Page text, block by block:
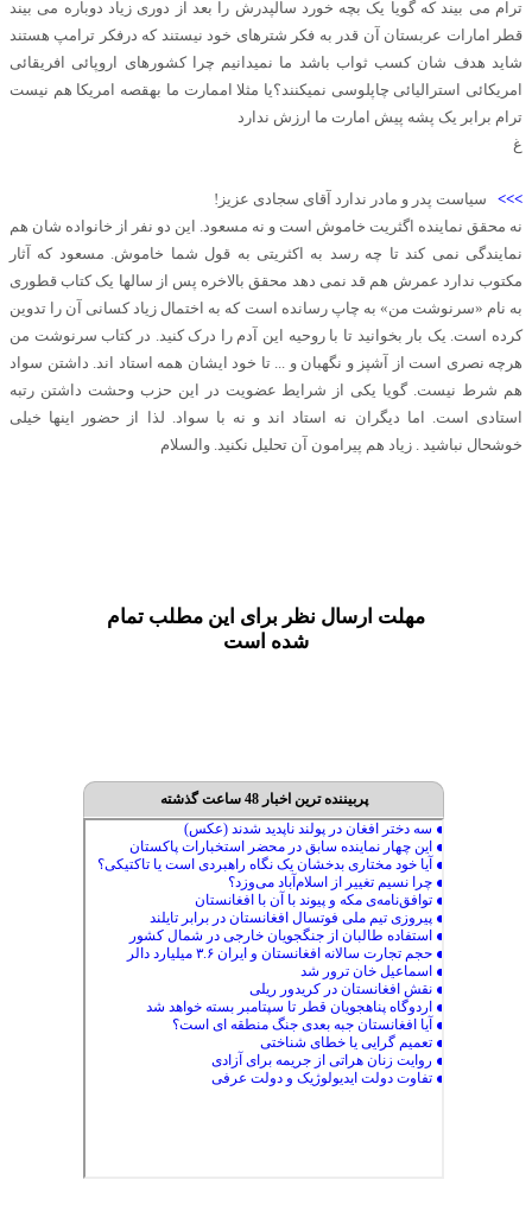
ترام می بیند که گویا یک بچه خورد سالپدرش را بعد از دوری زیاد دوباره می بیند
قطر امارات عربستان آن قدر به فکر شترهای خود نیستند که درفکر ترامپ هستند
شاید هدف شان کسب ثواب باشد ما نمیدانیم چرا کشورهای اروپائی افریقائی
امریکائی استرالیائی چاپلوسی نمیکنند؟یا مثلا اممارت ما بهقصه امریکا هم نیست
ترام برابر یک پشه پیش امارت ما ارزش ندارد
غ
>>> سیاست پدر و مادر ندارد آقای سجادی عزیز!
نه محقق نماینده اگثریت خاموش است و نه مسعود. این دو نفر از خانواده شان هم
نمایندگی نمی کند تا چه رسد به اکثریتی به قول شما خاموش. مسعود که آثار
مکتوب ندارد عمرش هم قد نمی دهد محقق بالاخره پس از سالها یک کتاب قطوری
به نام «سرنوشت من» به چاپ رسانده است که به اختمال زیاد کسانی آن را تدوین
کرده است. یک بار بخوانید تا با روحیه این آدم را درک کنید. در کتاب سرنوشت من
هرچه نصری است از آشپز و نگهبان و ... تا خود ایشان همه استاد اند. داشتن سواد
هم شرط نیست. گویا یکی از شرایط عضویت در این حزب وحشت داشتن رتبه
استادی است. اما دیگران نه استاد اند و نه با سواد. لذا از حضور اینها خیلی
خوشحال نباشید . زیاد هم پیرامون آن تحلیل نکنید. والسلام
مهلت ارسال نظر برای این مطلب تمام
شده است
پربیننده ترین اخبار 48 ساعت گذشته